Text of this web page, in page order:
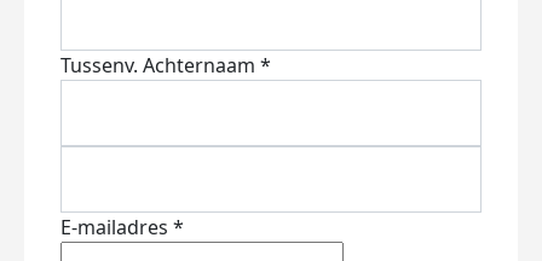
Tussenv. Achternaam *
E-mailadres *